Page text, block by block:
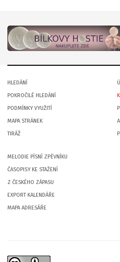
HLEDÁNÍ
POKROČILÉ HLEDÁNÍ
PODMÍNKY VYUŽITÍ
MAPA STRÁNEK
TIRÁŽ
MELODIE PÍSNÍ ZPĚVNÍKU
ČASOPISY KE STAŽENÍ
Z ČESKÉHO ZÁPASU
EXPORT KALENDÁŘE
MAPA ADRESÁŘE